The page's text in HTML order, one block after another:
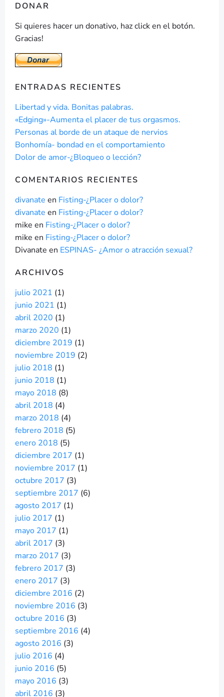
DONAR
Si quieres hacer un donativo, haz click en el botón.
Gracias!
ENTRADAS RECIENTES
Libertad y vida. Bonitas palabras.
«Edging»-Aumenta el placer de tus orgasmos.
Personas al borde de un ataque de nervios
Bonhomía- bondad en el comportamiento
Dolor de amor-¿Bloqueo o lección?
COMENTARIOS RECIENTES
divanate en Fisting-¿Placer o dolor?
divanate en Fisting-¿Placer o dolor?
mike en Fisting-¿Placer o dolor?
mike en Fisting-¿Placer o dolor?
Divanate en ESPINAS- ¿Amor o atracción sexual?
ARCHIVOS
julio 2021 (1)
junio 2021 (1)
abril 2020 (1)
marzo 2020 (1)
diciembre 2019 (1)
noviembre 2019 (2)
julio 2018 (1)
junio 2018 (1)
mayo 2018 (8)
abril 2018 (4)
marzo 2018 (4)
febrero 2018 (5)
enero 2018 (5)
diciembre 2017 (1)
noviembre 2017 (1)
octubre 2017 (3)
septiembre 2017 (6)
agosto 2017 (1)
julio 2017 (1)
mayo 2017 (1)
abril 2017 (3)
marzo 2017 (3)
febrero 2017 (3)
enero 2017 (3)
diciembre 2016 (2)
noviembre 2016 (3)
octubre 2016 (3)
septiembre 2016 (4)
agosto 2016 (3)
julio 2016 (4)
junio 2016 (5)
mayo 2016 (3)
abril 2016 (3)